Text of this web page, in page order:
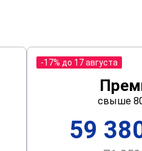
-17% до 17 августа
свыше
59